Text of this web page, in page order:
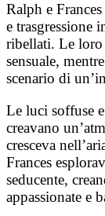
Ralph e
e trasgressione
ribellati. Le loro
sensuale,
scenario di
Le luci soffuse
creavano
cresceva
Frances
seducente,
appassionate e